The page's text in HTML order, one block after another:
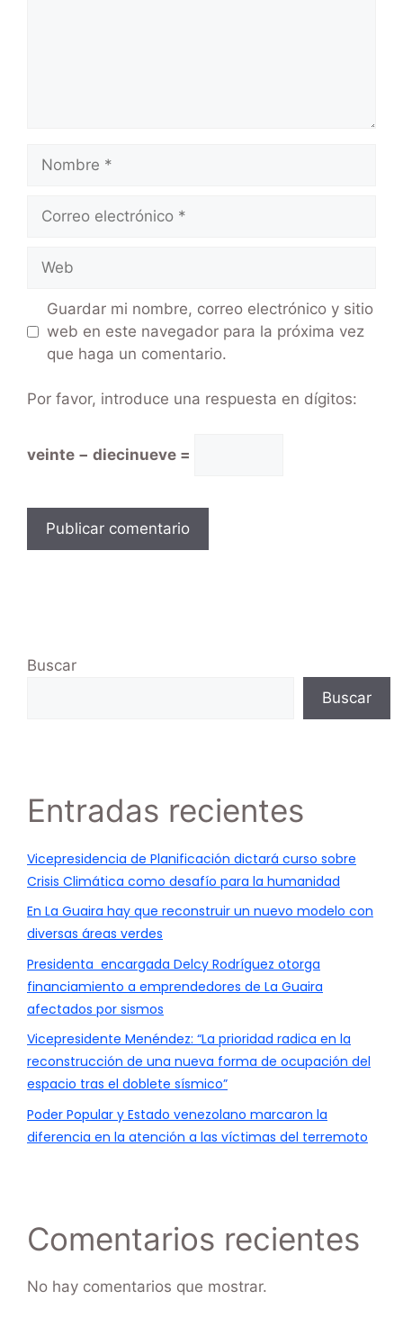
Guardar mi nombre, correo electrónico y sitio
web en este navegador para la próxima vez
que haga un comentario.
Por favor, introduce una respuesta en dígitos:
veinte − diecinueve =
Buscar
Buscar
Entradas recientes
Vicepresidencia de Planificación dictará curso sobre
Crisis Climática como desafío para la humanidad
En La Guaira hay que reconstruir un nuevo modelo con
diversas áreas verdes
Presidenta encargada Delcy Rodríguez otorga
financiamiento a emprendedores de La Guaira
afectados por sismos
Vicepresidente Menéndez: “La prioridad radica en la
reconstrucción de una nueva forma de ocupación del
espacio tras el doblete sísmico”
Poder Popular y Estado venezolano marcaron la
diferencia en la atención a las víctimas del terremoto
Comentarios recientes
No hay comentarios que mostrar.